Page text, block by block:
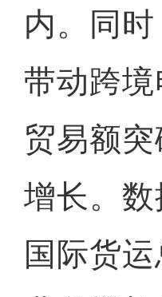
内。同
带动跨
贸易额
增长。
国际货